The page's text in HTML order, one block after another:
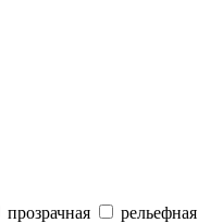
прозрачная
рельефная